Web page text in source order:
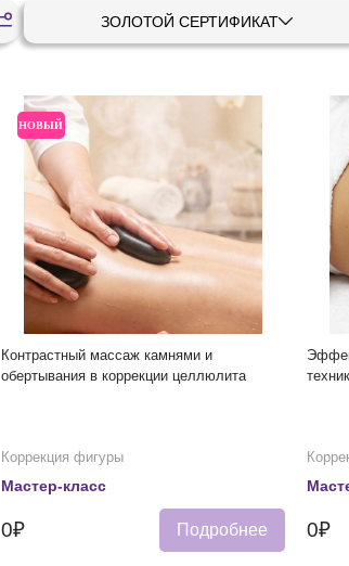
ЗОЛОТОЙ СЕРТИФИКАТ
НОВЫЙ
Контрастный массаж камнями и
обертывания в коррекции целлюлита
Коррекция фигуры
Мастер-класс
0₽ Подробнее 0₽